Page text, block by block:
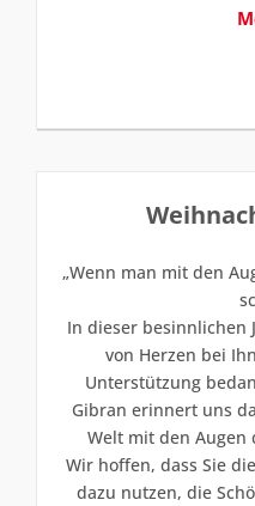
„Wenn man mit den
In dieser besinnlichen
von Herzen bei
Unterstützung
Gibran erinnert uns
Welt mit den Augen
Wir hoffen, dass Sie
dazu nutzen, die